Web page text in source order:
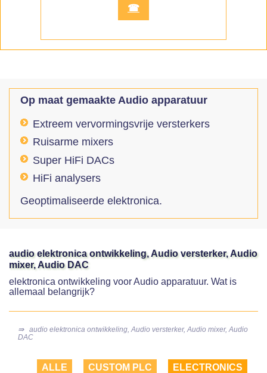
☎
Op maat gemaakte Audio apparatuur
Extreem vervormingsvrije versterkers
Ruisarme mixers
Super HiFi DACs
HiFi analysers
Geoptimaliseerde elektronica.
audio elektronica ontwikkeling, Audio versterker, Audio
mixer, Audio DAC
elektronica ontwikkeling voor Audio apparatuur. Wat is
allemaal belangrijk?
⇛ audio elektronica ontwikkeling, Audio versterker, Audio mixer, Audio
DAC
ALLE CUSTOM PLC ELECTRONICS